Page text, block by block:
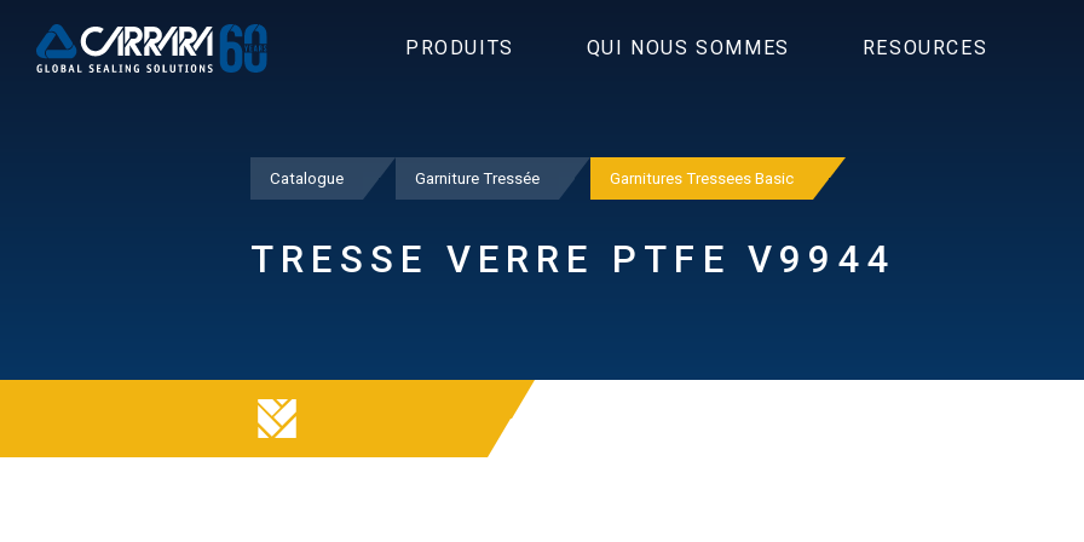
PRODUITS QUI NOUS SOMMES RESOURCES
Catalogue Garniture Tressée Garnitures Tressees Basic
TRESSE VERRE PTFE V9944